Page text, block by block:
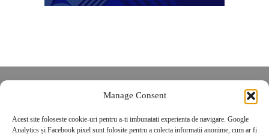
Manage Consent
Acest site foloseste cookie-uri pentru a-ti imbunatati experienta de navigare. Google
Analytics și Facebook pixel sunt folosite pentru a colecta informatii anonime, cum ar fi
POLITICĂ DE CONFIDENȚIALITATE